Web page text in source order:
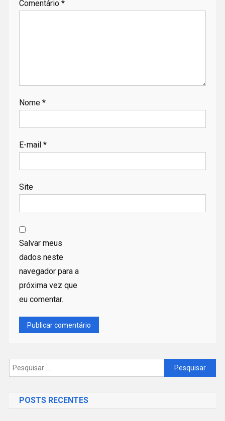
Comentário *
Nome *
E-mail *
Site
Salvar meus
dados neste
navegador para a
próxima vez que
eu comentar.
Pesquisar
por:
POSTS RECENTES